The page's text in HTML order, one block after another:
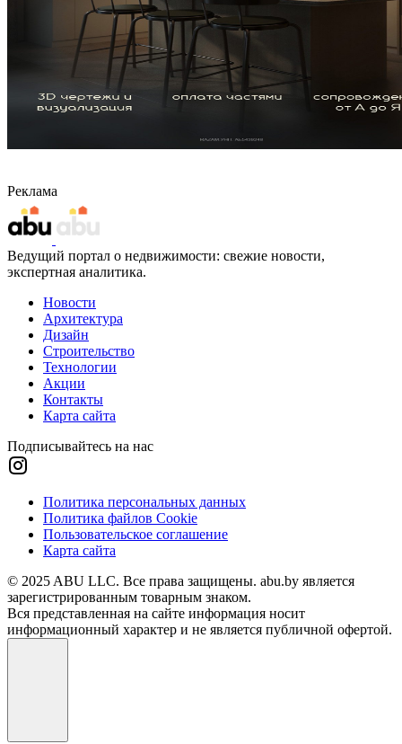
Реклама
Ведущий портал о недвижимости: свежие новости,
экспертная аналитика.
Новости
Архитектура
Дизайн
Строительство
Технологии
Акции
Контакты
Карта сайта
Подписывайтесь на нас
Политика персональных данных
Политика файлов Cookie
Пользовательское соглашение
Карта сайта
© 2025 ABU LLC. Все права защищены. abu.by является
зарегистрированным товарным знаком.
Вся представленная на сайте информация носит
информационный характер и не является публичной офертой.